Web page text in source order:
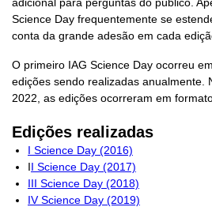
Science Day frequentemente se
conta da grande adesão em cada
O primeiro IAG Science Day ocorreu
edições sendo realizadas anualmente.
2022, as edições ocorreram em
Edições realizadas
I Science Day (2016)
II Science Day (2017)
III Science Day (2018)
IV Science Day (2019)